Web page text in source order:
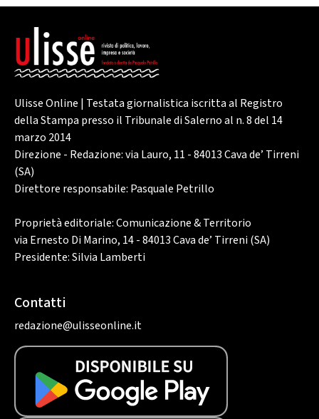
Ulisse Online | Testata giornalistica iscritta al Registro
della Stampa presso il Tribunale di Salerno al n. 8 del 14
marzo 2014
Direzione - Redazione: via Lauro, 11 - 84013 Cava de’ Tirreni
(SA)
Direttore responsabile: Pasquale Petrillo
Proprietà editoriale: Comunicazione & Territorio
via Ernesto Di Marino, 14 - 84013 Cava de’ Tirreni (SA)
Presidente: Silvia Lamberti
Contatti
redazione@ulisseonline.it